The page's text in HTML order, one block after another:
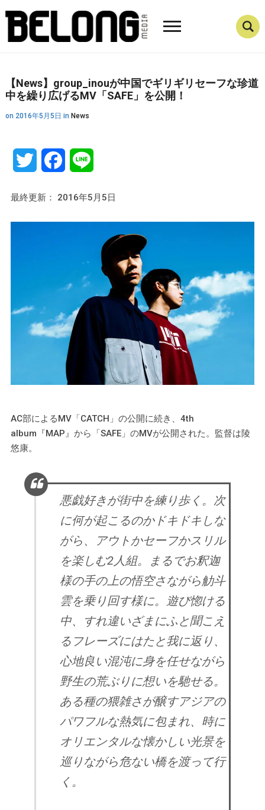
【News】group_inouが中国でギリギリセーフな珍道
中を繰り広げるMV「SAFE」を公開！
on 2016年5月5日 in News
Twitter Facebook
最終更新： 2016年5月5日
AC部によるMV「CATCH」の公開に続き、4th
album『MAP』から「SAFE」のMVが公開された。監督は陵
悠康。
悪戯好きが街中を練り歩く。次
に何が起こるのかドキドキしな
がら、アウトかセーフかスリル
を楽しむ2人組。まるでお釈迦
様の手の上の悟空さながら觔斗
雲を乗り回す様に。遊び惚ける
中、すれ違いざまにふと聞こえ
るフレーズにはたと我に返り、
心地良い混沌に身を任せながら
野生の荒ぶりに想いを馳せる。
ある種の猥雑さが醸すアジアの
パワフルな熱気に包まれ、時に
オリエンタルな懐かしい光景を
巡りながら危ない橋を渡って行
く。